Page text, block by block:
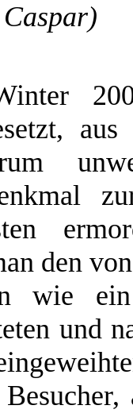
den
wie
und